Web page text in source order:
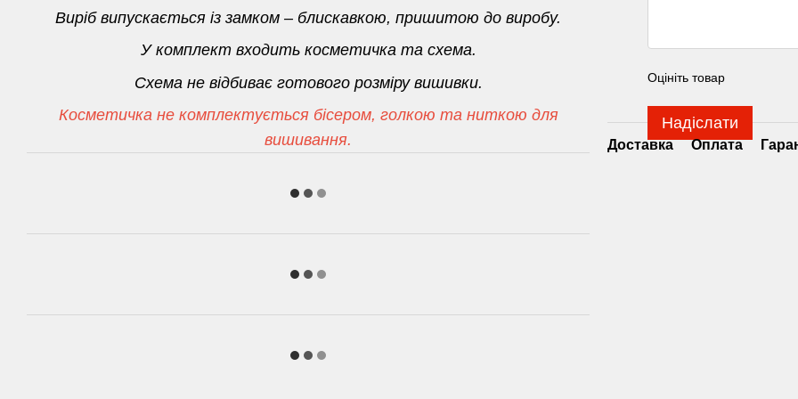
Виріб випускається із замком – блискавкою, пришитою до виробу.
У комплект входить косметичка та схема.
Схема не відбиває готового розміру вишивки.
Косметичка не комплектується бісером, голкою та ниткою для
вишивання.
Оцініть товар
Надіслати
Доставка Оплата